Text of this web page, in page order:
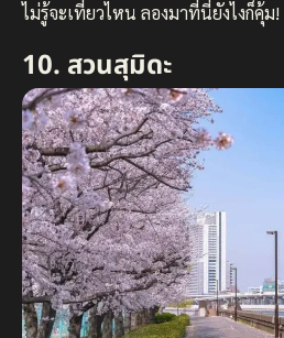
ไม่รู้จะเที่ยวไหน ลองมาที่นี่ยังไงก็คุ้ม!
10. สวนสุมิดะ